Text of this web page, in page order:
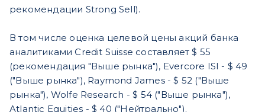
рекомендации Strong Sell).
В том числе оценка целевой цены акций банка
аналитиками Credit Suisse составляет $ 55
(рекомендация "Выше рынка"), Evercore ISI - $ 49
("Выше рынка"), Raymond James - $ 52 ("Выше
рынка"), Wolfe Research - $ 54 ("Выше рынка"),
Atlantic Equities - $ 40 ("Нейтрально").